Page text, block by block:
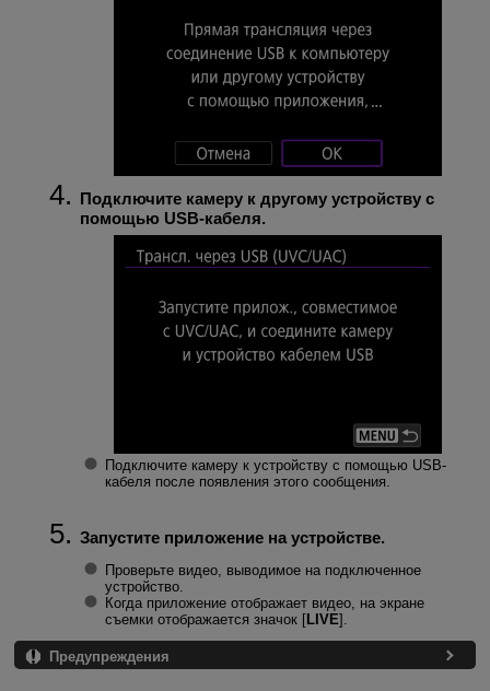
Подключите камеру к другому устройству с
помощью USB-кабеля.
Подключите камеру к устройству с помощью USB-
кабеля после появления этого сообщения.
Запустите приложение на устройстве.
Проверьте видео, выводимое на подключенное
устройство.
Когда приложение отображает видео, на экране
съемки отображается значок [LIVE].
Предупреждения